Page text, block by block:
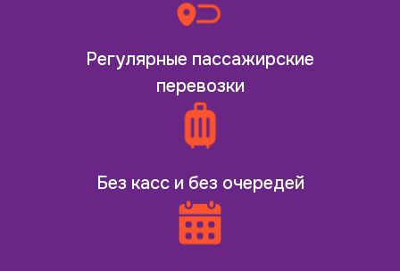
Регулярные пассажирские
перевозки
Без касс и без очередей